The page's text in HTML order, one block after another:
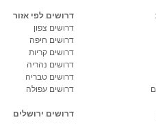
דרושים לפי אזור
דרושים צפון
דרושים חיפה
דרושים קריות
דרושים נהריה
דרושים טבריה
דרושים עפולה
דרושים ירושלים